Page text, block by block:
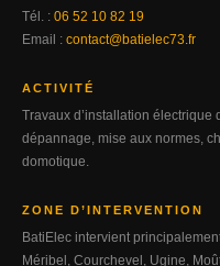
Tél. : 06 52 10 82 19
Email : contact@batielec73.fr
ACTIVITÉ
Travaux d’installation
dépannage, mise aux normes,
domotique.
ZONE D’INTERVENTION
BatiElec intervient
Méribel, Courchevel, Ugine,